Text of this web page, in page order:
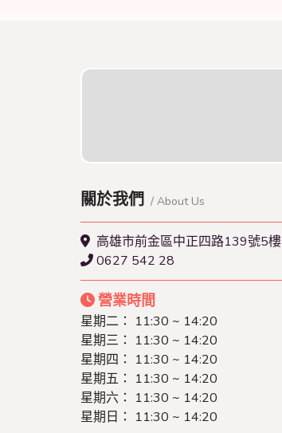
關於我們 / About Us
高雄市前金區中正四路139號5樓
0627 542 28
營業時間
星期二： 11:30 ~ 14:20
星期三： 11:30 ~ 14:20
星期四： 11:30 ~ 14:20
星期五： 11:30 ~ 14:20
星期六： 11:30 ~ 14:20
星期日： 11:30 ~ 14:20